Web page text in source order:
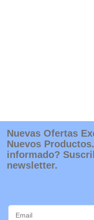
Nuevas Ofertas
Nuevos
informado?
newsletter.